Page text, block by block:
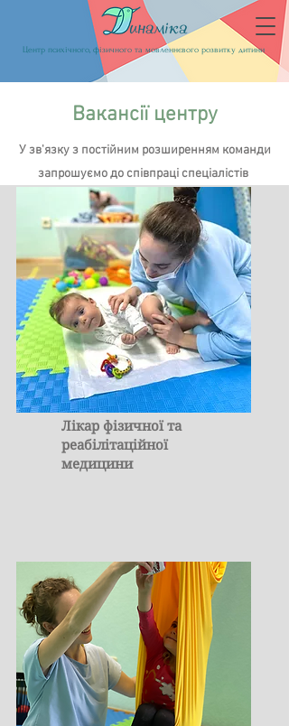
Центр психічного, фізичного та мовленнєвого розвитку дитини
Вакансії центру
У зв'язку з постійним розширенням команди
запрошуємо до співпраці спеціалістів
Лікар фізичної та
реабілітаційної
медицини